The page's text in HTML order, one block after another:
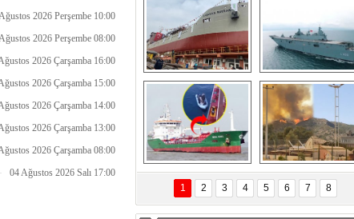
de bulunuyor.
2026 Perşembe 10:00
2026 Perşembe 08:00
2026 Çarşamba 16:00
2026 Çarşamba 15:00
2026 Çarşamba 14:00
2026 Çarşamba 13:00
2026 Çarşamba 08:00
04 Ağustos 2026 Salı 17:00
Çeksan Tersanesi,
Başaran Bayrak
tankerini suya
indirdi
TCG Anadolu,
tersane teknik
seyrini tamamladı
Göçmenlerin
imdadına Türk
sahipli MINA DENIZ
yetişti
Milas’taki yangın
yeniden termik
santrallere doğru
ilerliyor
1 2 3 4 5 6 7 8